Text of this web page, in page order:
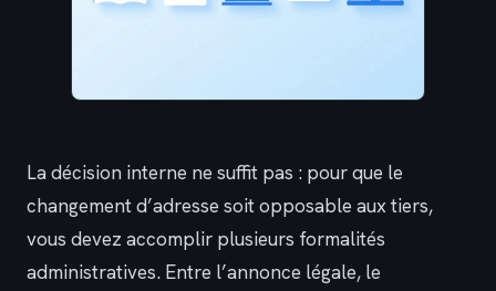
La décision interne ne suffit pas : pour que le
changement d’adresse soit opposable aux tiers,
vous devez accomplir plusieurs formalités
administratives. Entre l’annonce légale, le